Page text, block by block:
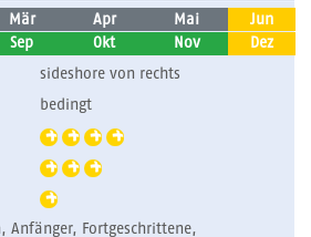
Mär Apr Mai
Jun
Sep Okt Nov
Dez
sideshore von rechts
bedingt
Anfänger, Fortgeschrittene,